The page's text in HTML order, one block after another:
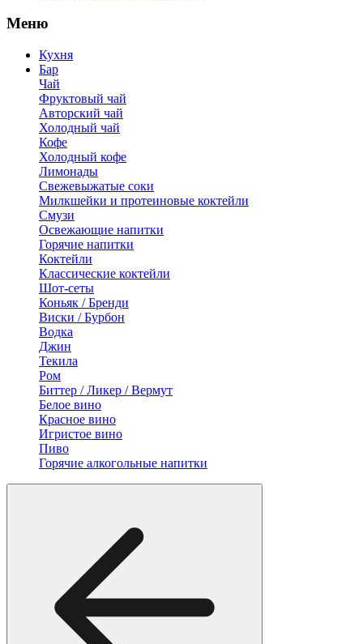
Меню
Кухня
Бар
Чай
Фруктовый чай
Авторский чай
Холодный чай
Кофе
Холодный кофе
Лимонады
Свежевыжатые соки
Милкшейки и протеиновые коктейли
Смузи
Освежающие напитки
Горячие напитки
Коктейли
Классические коктейли
Шот-сеты
Коньяк / Бренди
Виски / Бурбон
Водка
Джин
Текила
Ром
Биттер / Ликер / Вермут
Белое вино
Красное вино
Игристое вино
Пиво
Горячие алкогольные напитки